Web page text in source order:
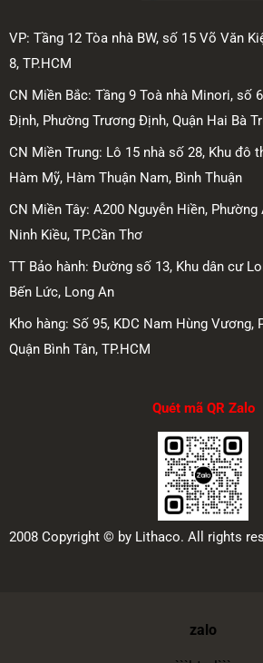
VP: Tầng 12 Tòa nhà BW, số 15 Võ Văn
8, TP.HCM
CN Miền Bắc: Tầng 9 Toà nhà Minori, số
Định, Phường Trương Định, Quận Hai Bà
CN Miền Trung: Lô 15 nhà số 28, Khu đô
Hàm Mỹ, Hàm Thuận Nam, Bình Thuận
CN Miền Tây: A200 Nguyễn Hiền, Phường
Ninh Kiều, TP.Cần Thơ
TT Bảo hành: Đường số 13, Khu dân cư
Bến Lức, Long An
Kho hàng: Số 95, KDC Nam Hùng Vương,
Quận Bình Tân, TP.HCM
Quét mã QR Zalo
2008 Copyright © by Lithaco. All rights
zalo